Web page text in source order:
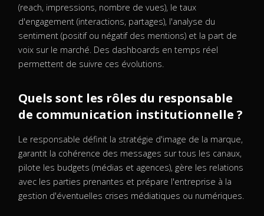
(reach, impressions, nombre de vues), le taux
d'engagement (interactions, partages), l'analyse du
sentiment (positif ou négatif des mentions) et la part de
voix sur le marché. Des dashboards en temps réel
permettent de suivre ces évolutions.
Quels sont les rôles du responsable
de communication institutionnelle ?
Le responsable définit la stratégie d'image de la marque,
garantit la cohérence des messages sur tous les canaux,
pilote les budgets (médias et agences), gère les relations
avec les parties prenantes et prépare l'entreprise à la
gestion d'éventuelles crises médiatiques ou numériques.